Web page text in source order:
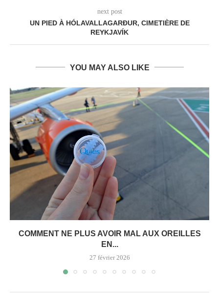
next post
UN PIED À HÓLAVALLAGARÐUR, CIMETIÈRE DE
REYKJAVÍK
YOU MAY ALSO LIKE
COMMENT NE PLUS AVOIR MAL AUX OREILLES
EN...
27 février 2026